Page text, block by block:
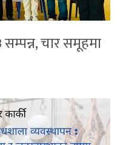
चार समूहमा